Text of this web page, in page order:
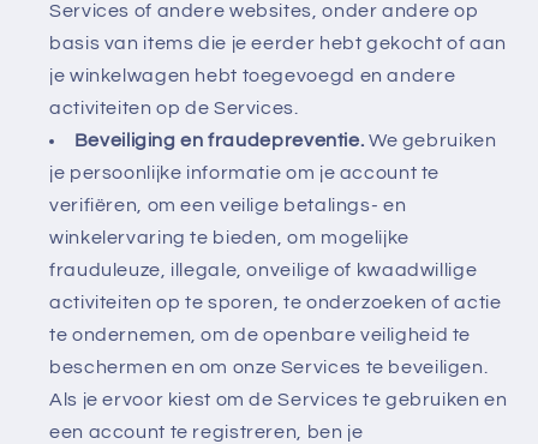
Services of andere websites, onder andere op
basis van items die je eerder hebt gekocht of aan
je winkelwagen hebt toegevoegd en andere
activiteiten op de Services.
Beveiliging en fraudepreventie. We gebruiken
je persoonlijke informatie om je account te
verifiëren, om een veilige betalings- en
winkelervaring te bieden, om mogelijke
frauduleuze, illegale, onveilige of kwaadwillige
activiteiten op te sporen, te onderzoeken of actie
te ondernemen, om de openbare veiligheid te
beschermen en om onze Services te beveiligen.
Als je ervoor kiest om de Services te gebruiken en
een account te registreren, ben je